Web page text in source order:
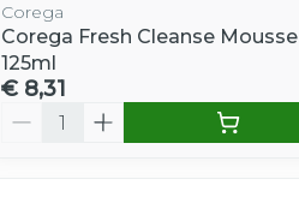
Corega
Corega Fresh Cleanse Mousse
125ml
€ 8,31
Aantal